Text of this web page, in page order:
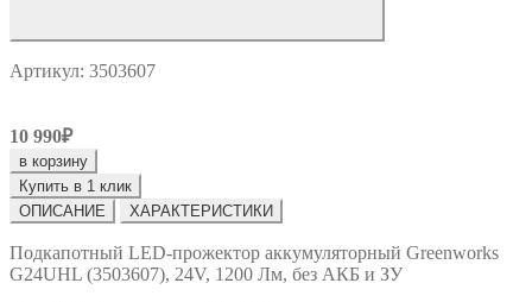
Артикул: 3503607
10 990₽
в корзину
Купить в 1 клик
ОПИСАНИЕ
ХАРАКТЕРИСТИКИ
Подкапотный LED-прожектор аккумуляторный Greenworks
G24UHL (3503607), 24V, 1200 Лм, без АКБ и ЗУ